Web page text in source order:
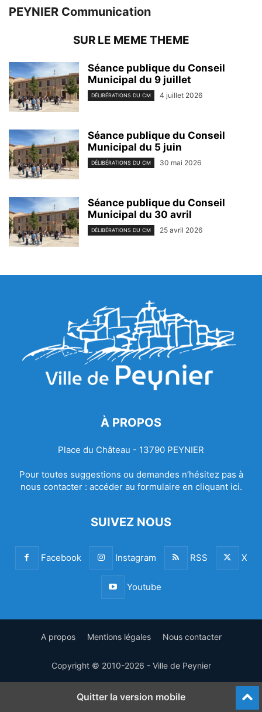
PEYNIER Communication
SUR LE MEME THEME
Séance publique du Conseil
Municipal du 9 juillet
DÉLIBÉRATIONS DU CM 4 juillet 2026
Séance publique du Conseil
Municipal du 5 juin
DÉLIBÉRATIONS DU CM 30 mai 2026
Séance publique du Conseil
Municipal du 30 avril
DÉLIBÉRATIONS DU CM 25 avril 2026
À PROPOS
Place du Château - 13790 PEYNIER
Pour toutes suggestions ou demandes n’hésitez pas à
nous contacter : accéder au formulaire en cliquant ici.
SUIVEZ NOUS
Facebook Instagram RSS X
Youtube
A propos Mentions légales Nous contacter
Copyright © 2010-2026 - Ville de Peynier
Quitter la version mobile